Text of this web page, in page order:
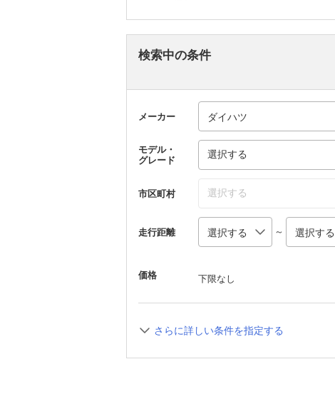
検索中の条件
メーカー
モデル・
グレード
選択する
市区町村 選択する
走行距離 ～
価格 下限なし
さらに詳しい条件を指定する